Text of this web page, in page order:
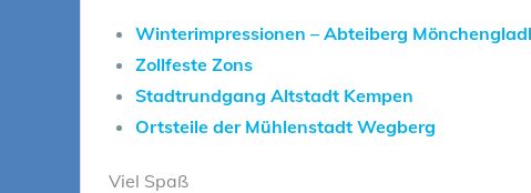
Winterimpressionen – Abteiberg
Zollfeste Zons
Stadtrundgang Altstadt Kempen
Ortsteile der Mühlenstadt Wegberg
Viel Spaß